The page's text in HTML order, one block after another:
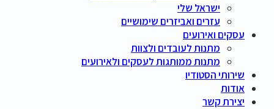
ישראל שלי
עזרים ואביזרים שימושיים
עסקים ואירועים
מתנות לעובדים ולצוות
מתנות ממותגות לעסקים ולאירועים
שירותי הסטודיו
אודות
יצירת קשר